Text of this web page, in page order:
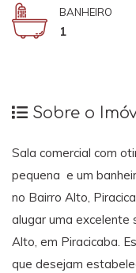
BANHEIRO
1
Sobre o
Sala comercial com
pequena e um
no Bairro Alto,
alugar uma excelente
Alto, em Piracicaba.
que desejam